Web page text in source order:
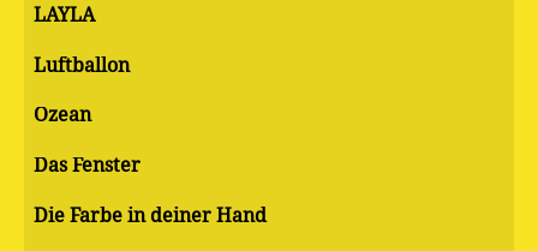
LAYLA
Luftballon
Ozean
Das Fenster
Die Farbe in deiner Hand